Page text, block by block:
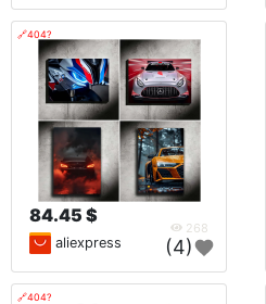
🔗404?
84.45 $
268
aliexpress (4)
🔗404?